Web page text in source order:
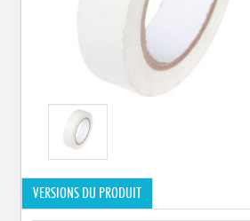
VERSIONS DU PRODUIT